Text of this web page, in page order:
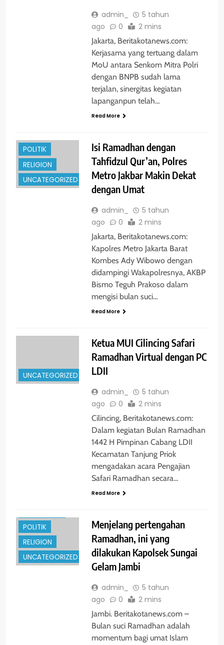
admin_
5 tahun
ago
0 2 mins
Jakarta, Beritakotanews.com:
Kerjasama yang tertuang dalam
MoU antara Senkom Mitra Polri
dengan BNPB sudah lama
terjalan, sinergitas kegiatan
lapanganpun telah…
Read More
POLITIK
RELIGION
UNCATEGORIZED
Isi Ramadhan dengan
Tahfidzul Qur’an, Polres
Metro Jakbar Makin Dekat
dengan Umat
admin_
5 tahun
ago
0 2 mins
Jakarta, Beritakotanews.com:
Kapolres Metro Jakarta Barat
Kombes Ady Wibowo dengan
didampingi Wakapolresnya, AKBP
Bismo Teguh Prakoso dalam
mengisi bulan suci…
Read More
UNCATEGORIZED
Ketua MUI Cilincing Safari
Ramadhan Virtual dengan PC
LDII
admin_
5 tahun
ago
0 2 mins
Cilincing, Beritakotanews.com:
Dalam kegiatan Bulan Ramadhan
1442 H Pimpinan Cabang LDII
Kecamatan Tanjung Priok
mengadakan acara Pengajian
Safari Ramadhan secara…
Read More
POLITIK
RELIGION
UNCATEGORIZED
Menjelang pertengahan
Ramadhan, ini yang
dilakukan Kapolsek Sungai
Gelam Jambi
admin_
5 tahun
ago
0 2 mins
Jambi. Beritakotanews.com –
Bulan suci Ramadhan adalah
momentum bagi umat Islam